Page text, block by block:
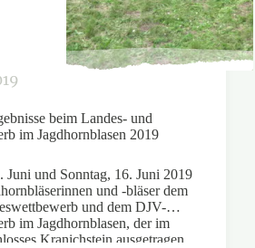
beim Landes- und
im Jagdhornblasen 2019
Juni und Sonntag, 16. Juni 2019
und -bläser dem
und dem DJV-
im Jagdhornblasen, der im
Kranichstein ausgetragen